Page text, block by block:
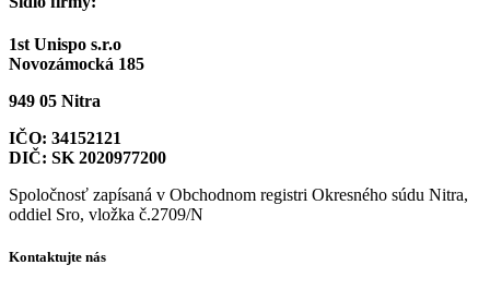
1st Unispo s.r.o
Novozámocká 185
949 05 Nitra
IČO: 34152121
DIČ: SK 2020977200
Spoločnosť zapísaná v Obchodnom registri Okresného súdu Nitra,
oddiel Sro, vložka č.2709/N
Kontaktujte nás